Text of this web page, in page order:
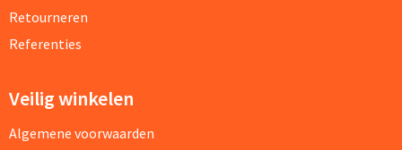
Retourneren
Referenties
Veilig winkelen
Algemene voorwaarden